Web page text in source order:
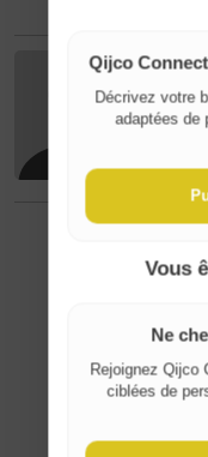
⚠️
Qijco
Décrivez votre
adaptées de
Vous
Ne
Rejoignez Qijco
ciblées de